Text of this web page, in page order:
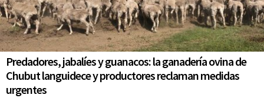
Predadores, jabalíes y guanacos: la ganadería ovina de
Chubut languidece y productores reclaman medidas
urgentes